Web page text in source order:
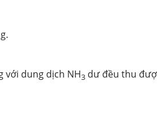
với dung dịch NH3 dư đều thu